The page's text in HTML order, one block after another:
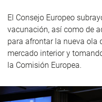
El Consejo Europeo
vacunación, así como de
para afrontar la nueva ola
mercado interior y
la Comisión Europea.